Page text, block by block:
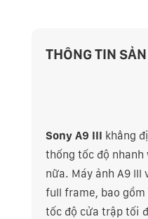
THÔNG TIN
Sony A9 III khẳng
thống tốc độ nhanh
nữa. Máy ảnh A9
full frame, bao gồm
tốc độ cửa trập tối